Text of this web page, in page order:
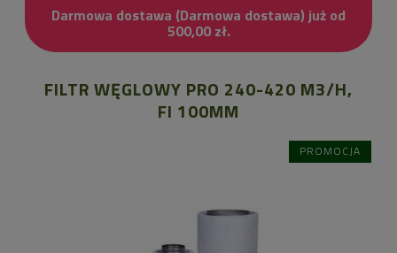
Darmowa dostawa (Darmowa dostawa) już od
500,00 zł.
FILTR WĘGLOWY PRO 240-420 M3/H,
FI 100MM
PROMOCJA